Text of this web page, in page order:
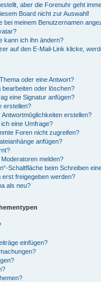
aber die Forenuhr geht
Board nicht zur Auswahl!
bei meinem Benutzernamen
kann ich ihn ändern?
auf den E-Mail-Link klicke,
oder eine Antwort?
bearbeiten oder löschen?
eine Signatur anfügen?
erstellen?
erstellen?
eine Umfrage?
Foren nicht zugreifen?
anfügen?
melden?
Schaltfläche beim Schreiben
freigegeben werden?
als neu?
einfügen?